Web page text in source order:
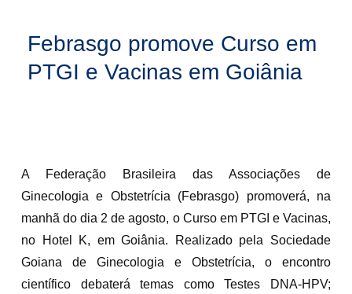
Febrasgo promove Curso em
PTGI e Vacinas em Goiânia
A Federação Brasileira das Associações de
Ginecologia e Obstetrícia (Febrasgo) promoverá, na
manhã do dia 2 de agosto, o Curso em PTGI e Vacinas,
no Hotel K, em Goiânia. Realizado pela Sociedade
Goiana de Ginecologia e Obstetrícia, o encontro
científico debaterá temas como Testes DNA-HPV;